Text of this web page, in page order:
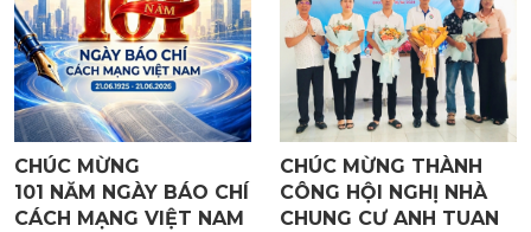
CHÚC MỪNG
101 NĂM NGÀY BÁO CHÍ
CÁCH MẠNG VIỆT NAM
CHÚC MỪNG THÀNH
CÔNG HỘI NGHỊ NHÀ
CHUNG CƯ ANH TUAN